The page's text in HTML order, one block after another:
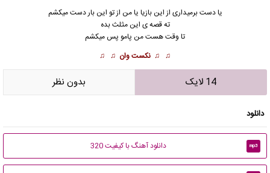
یا دست برمیداری از این بازیا یا من از تو این بار دست میکشم
ته قصه ی این مثلث بده
تا وقت هست من پامو پس میکشم
♫ ♫ نکست وان ♫ ♫
14 لایک بدون نظر
دانلود
mp3 دانلود آهنگ با کیفیت 320